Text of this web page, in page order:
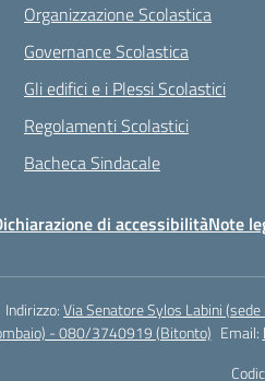
Organizzazione Scolastica
Governance Scolastica
Gli edifici e i Plessi Scolastici
Regolamenti Scolastici
Bacheca Sindacale
di accessibilitàNote
Indirizzo:Via Senatore Sylos Labini
- 080/3740919 (Bitonto) Email: